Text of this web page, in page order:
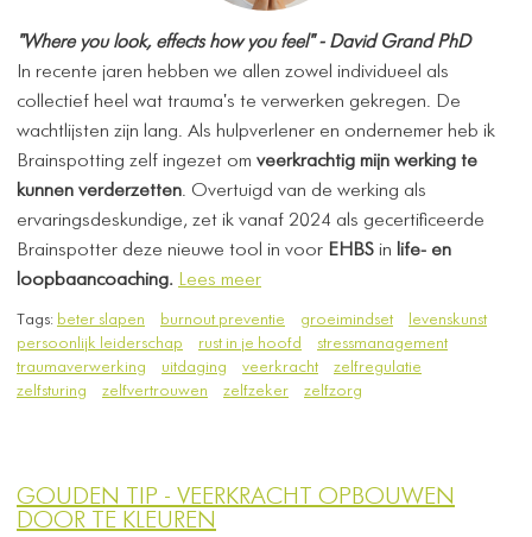
​"Where you look, effects how you feel" - David Grand PhD
​In recente jaren hebben we allen zowel individueel als
collectief heel wat trauma's te verwerken gekregen. De
wachtlijsten zijn lang. Als hulpverlener en ondernemer heb ik
Brainspotting zelf ingezet om veerkrachtig mijn werking te
kunnen verderzetten. Overtuigd van de werking als
ervaringsdeskundige, zet ik vanaf 2024 als gecertificeerde
Brainspotter deze nieuwe tool in voor EHBS in life- en
loopbaancoaching. Lees meer
Tags: beter slapen burnout preventie groeimindset
levenskunst
persoonlijk leiderschap
rust in je hoofd
stressmanagement
traumaverwerking
uitdaging veerkracht
zelfregulatie
zelfsturing
zelfvertrouwen zelfzeker zelfzorg
GOUDEN TIP - VEERKRACHT OPBOUWEN
DOOR TE KLEUREN